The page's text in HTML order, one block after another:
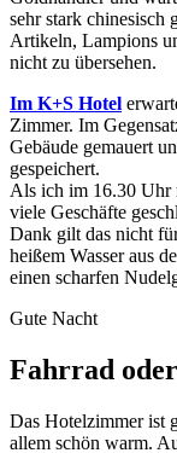
sehr stark chinesisch
Artikeln, Lampions
nicht zu übersehen.
Im K+S Hotel
Zimmer. Im
Gebäude gemauert
gespeichert.
Als ich im 16.30 Uhr
viele Geschäfte
Dank gilt das nicht
heißem Wasser aus
einen scharfen
Gute Nacht
Fahrrad
Das Hotelzimmer ist
allem schön warm.